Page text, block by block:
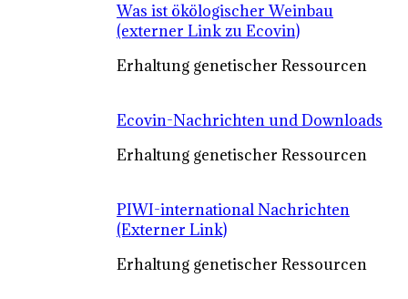
Was ist ökölogischer Weinbau
(externer Link zu Ecovin)
Erhaltung genetischer Ressourcen
Ecovin-Nachrichten und Downloads
Erhaltung genetischer Ressourcen
PIWI-international Nachrichten
(Externer Link)
Erhaltung genetischer Ressourcen